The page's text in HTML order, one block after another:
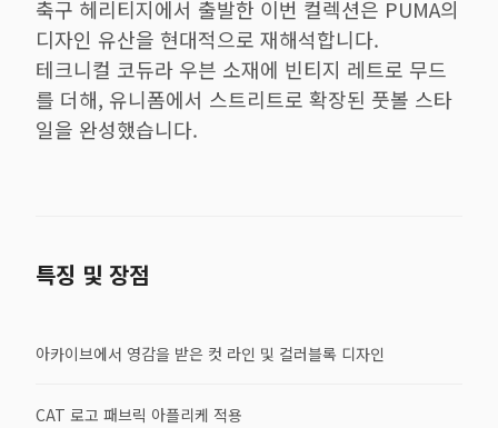
축구 헤리티지에서 출발한 이번 컬렉션은 PUMA의
디자인 유산을 현대적으로 재해석합니다.
테크니컬 코듀라 우븐 소재에 빈티지 레트로 무드
를 더해, 유니폼에서 스트리트로 확장된 풋볼 스타
일을 완성했습니다.
특징 및 장점
아카이브에서 영감을 받은 컷 라인 및 컬러블록 디자인
CAT 로고 패브릭 아플리케 적용